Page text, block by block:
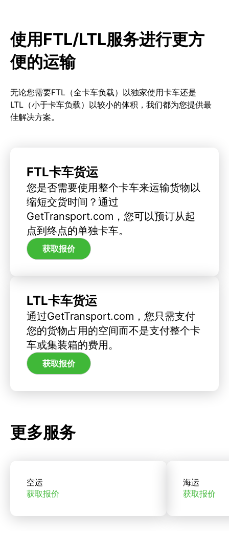
使用FTL/LTL服务进行更方
便的运输
无论您需要FTL（全卡车负载）以独家使用卡车还是
LTL（小于卡车负载）以较小的体积，我们都为您提供最
佳解决方案。
FTL卡车货运
您是否需要使用整个卡车来运输货物以
缩短交货时间？通过
GetTransport.com，您可以预订从起
点到终点的单独卡车。
获取报价
LTL卡车货运
通过GetTransport.com，您只需支付
您的货物占用的空间而不是支付整个卡
车或集装箱的费用。
获取报价
更多服务
空运
获取报价
海运
获取报价